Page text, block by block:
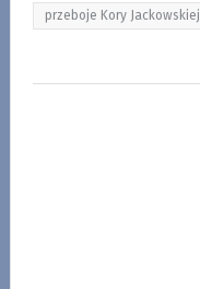
przeboje Kory Jackowskiej